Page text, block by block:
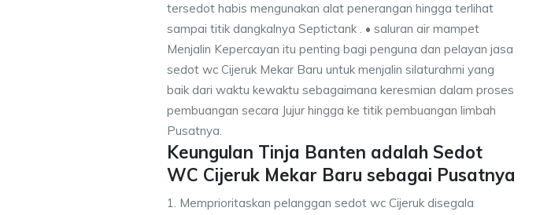
tersedot habis mengunakan alat penerangan hingga terlihat
sampai titik dangkalnya Septictank . • saluran air mampet
Menjalin Kepercayan itu penting bagi penguna dan pelayan jasa
sedot wc Cijeruk Mekar Baru untuk menjalin silaturahmi yang
baik dari waktu kewaktu sebagaimana keresmian dalam proses
pembuangan secara Jujur hingga ke titik pembuangan limbah
Pusatnya.
Keungulan Tinja Banten adalah Sedot
WC Cijeruk Mekar Baru sebagai Pusatnya
1. Memprioritaskan pelanggan sedot wc Cijeruk disegala